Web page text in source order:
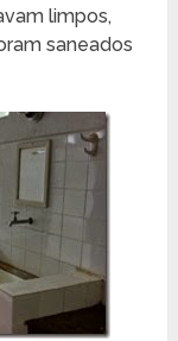
limpos,
saneados